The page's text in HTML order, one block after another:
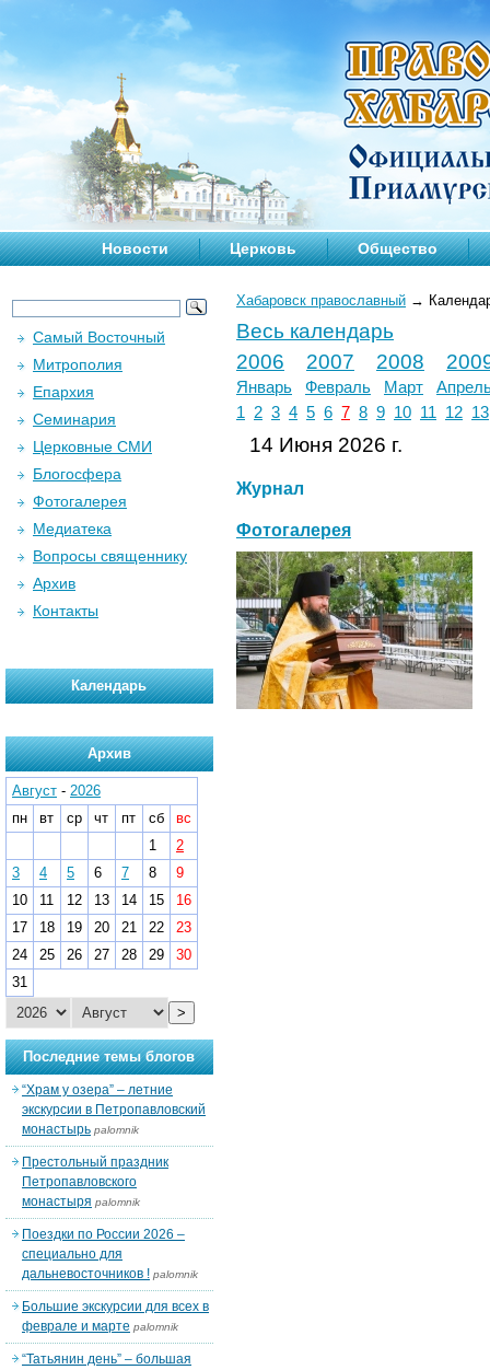
Новости Церковь Общество
Хабаровск православный →
Весь календарь
2006
2007 2008
Январь Февраль Март
1
2 3 4 5 6 7 8 9 10 11 12 13
14 Июня 2026 г.
Журнал
Фотогалерея
Самый Восточный
Митрополия
Епархия
Семинария
Церковные СМИ
Блогосфера
Фотогалерея
Медиатека
Вопросы священнику
Архив
Контакты
Календарь
Архив
Август - 2026
пн
вт ср чт пт сб
вс
1
2
3
4 5 6 7 8
9
10
11 12 13 14 15
16
17
18 19 20 21 22
23
24
25 26 27 28 29
30
31
>
Последние темы блогов
“Храм у озера” – летние
экскурсии в Петропавловский
монастырь palomnik
Престольный праздник
Петропавловского
монастыря palomnik
Поездки по России 2026 –
специально для
дальневосточников ! palomnik
Большие экскурсии для всех в
феврале и марте palomnik
“Татьянин день” – большая